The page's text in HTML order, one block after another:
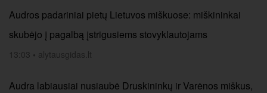
Audros padariniai pietų Lietuvos miškuose: miškininkai
skubėjo į pagalbą įstrigusiems stovyklautojams
13:03 • alytausgidas.lt
Audra labiausiai nusiaubė Druskininkų ir Varėnos miškus,